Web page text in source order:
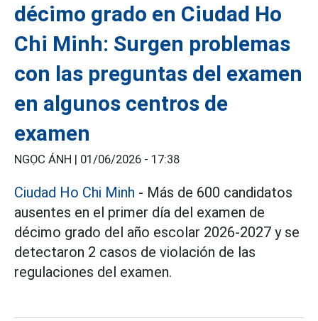
décimo grado en Ciudad Ho
Chi Minh: Surgen problemas
con las preguntas del examen
en algunos centros de
examen
NGỌC ÁNH | 01/06/2026 - 17:38
Ciudad Ho Chi Minh - Más de 600 candidatos
ausentes en el primer día del examen de
décimo grado del año escolar 2026-2027 y se
detectaron 2 casos de violación de las
regulaciones del examen.